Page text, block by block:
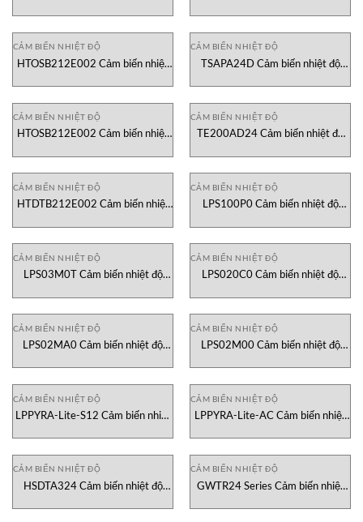
CẢM BIẾN NHIỆT ĐỘ
HTOSB212E002 Cảm biến nhiệt
CẢM BIẾN NHIỆT ĐỘ
TSAPA24D Cảm biến nhiệt độ
CẢM BIẾN NHIỆT ĐỘ
HTOSB212E002 Cảm biến nhiệt
CẢM BIẾN NHIỆT ĐỘ
TE200AD24 Cảm biến nhiệt độ
CẢM BIẾN NHIỆT ĐỘ
HTDTB212E002 Cảm biến nhiệt
CẢM BIẾN NHIỆT ĐỘ
LPS100P0 Cảm biến nhiệt độ
CẢM BIẾN NHIỆT ĐỘ
LPS03M0T Cảm biến nhiệt độ
CẢM BIẾN NHIỆT ĐỘ
LPS020C0 Cảm biến nhiệt độ
CẢM BIẾN NHIỆT ĐỘ
LPS02MA0 Cảm biến nhiệt độ
CẢM BIẾN NHIỆT ĐỘ
LPS02M00 Cảm biến nhiệt độ
CẢM BIẾN NHIỆT ĐỘ
LPPYRA-Lite-S12 Cảm biến nhiệt
CẢM BIẾN NHIỆT ĐỘ
LPPYRA-Lite-AC Cảm biến nhiệt
CẢM BIẾN NHIỆT ĐỘ
HSDTA324 Cảm biến nhiệt độ
CẢM BIẾN NHIỆT ĐỘ
GWTR24 Series Cảm biến nhiệt